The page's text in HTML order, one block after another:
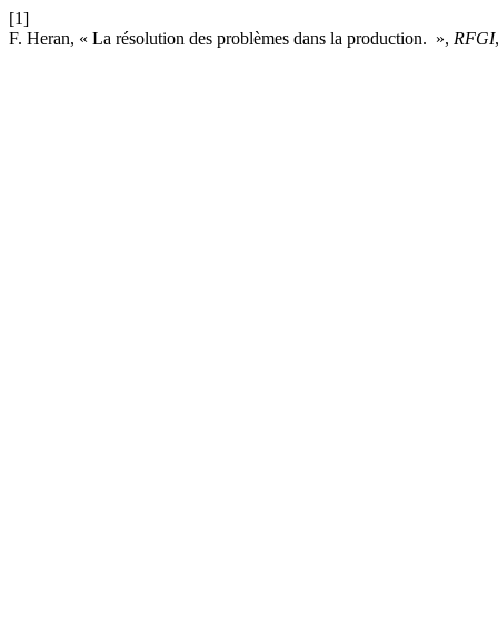
[1]
F. Heran, « La résolution des problèmes dans la production. », RFGI